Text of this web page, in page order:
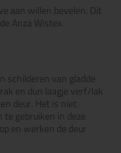
aan willen bevelen. Dit
Anza Wistex.
schilderen van gladde
en dun laagje verf/lak
deur. Het is niet
gebruiken in deze
en werken de deur